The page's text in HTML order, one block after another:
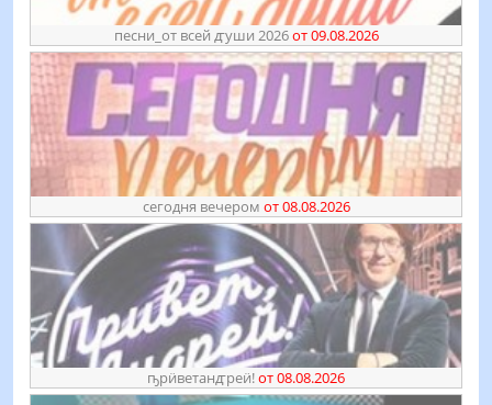
песни_от всей ꙣуши 2026от 09.08.2026
сегодня вечером от 08.08.2026
ҧрӥветанꙣреӥ!от 08.08.2026